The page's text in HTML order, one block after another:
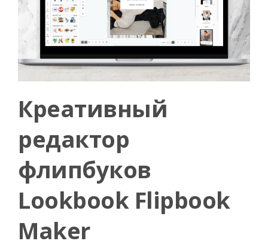
Креативный
редактор
флипбуков
Lookbook Flipbook
Maker